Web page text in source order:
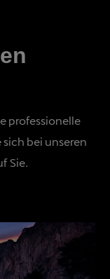
professionelle
sich bei unseren
Sie.